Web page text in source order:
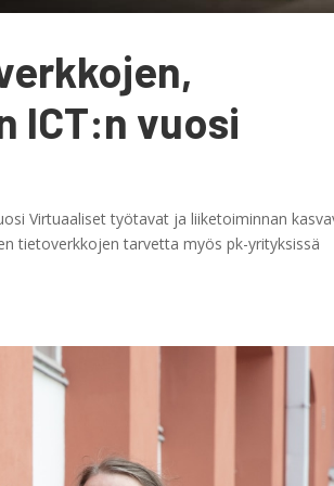
ICT:n vuosi
Virtuaaliset työtavat ja liiketoiminnan
tietoverkkojen tarvetta myös pk-yrityksissä